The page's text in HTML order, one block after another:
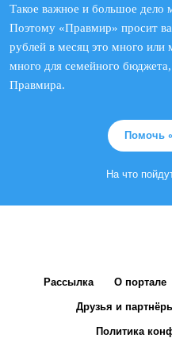
Такое важное и большое дело
Поэтому «Правмир» просит
рублей в месяц это много
много для семейного
Правмира.
Помочь
На что
Рассылка О портале
Друзья и
Политика